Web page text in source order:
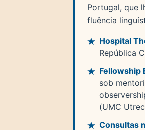
Portugal, que
fluência
Hospital
República
Fellowship
sob
(UMC
Consultas